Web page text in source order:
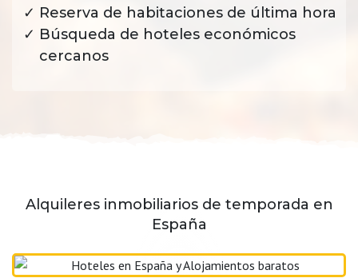
Reserva de habitaciones de última hora
Búsqueda de hoteles económicos
cercanos
Alquileres inmobiliarios de temporada en
España